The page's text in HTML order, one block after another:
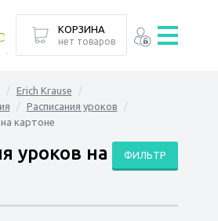
Erich Krause
Расписания уроков
картоне
ФИЛЬТР
уроков на
КОРЗИНА
нет товаров